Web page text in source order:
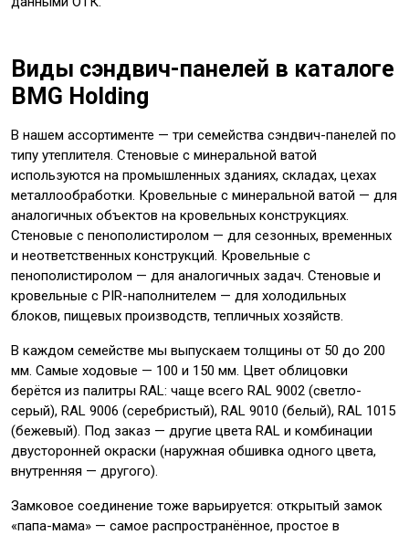
Виды сэндвич-панелей в каталоге
BMG Holding
В нашем ассортименте — три семейства сэндвич-панелей по
типу утеплителя. Стеновые с минеральной ватой
используются на промышленных зданиях, складах, цехах
металлообработки. Кровельные с минеральной ватой — для
аналогичных объектов на кровельных конструкциях.
Стеновые с пенополистиролом — для сезонных, временных
и неответственных конструкций. Кровельные с
пенополистиролом — для аналогичных задач. Стеновые и
кровельные с PIR-наполнителем — для холодильных
блоков, пищевых производств, тепличных хозяйств.
В каждом семействе мы выпускаем толщины от 50 до 200
мм. Самые ходовые — 100 и 150 мм. Цвет облицовки
берётся из палитры RAL: чаще всего RAL 9002 (светло-
серый), RAL 9006 (серебристый), RAL 9010 (белый), RAL 1015
(бежевый). Под заказ — другие цвета RAL и комбинации
двусторонней окраски (наружная обшивка одного цвета,
внутренняя — другого).
Замковое соединение тоже варьируется: открытый замок
«папа-мама» — самое распространённое, простое в